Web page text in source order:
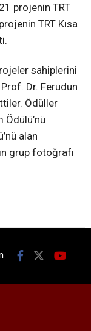
projenin TRT
TRT Kısa
sahiplerini
Dr. Ferudun
Ödüller
Ödülü’nü
alan
grup fotoğrafı